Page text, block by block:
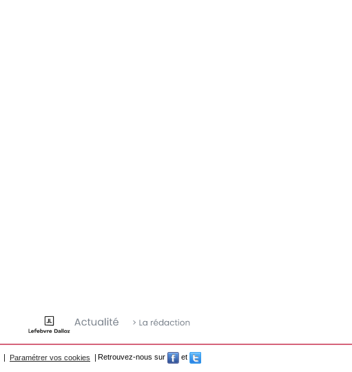
Paramétrer vos cookies Retrouvez-nous sur
et